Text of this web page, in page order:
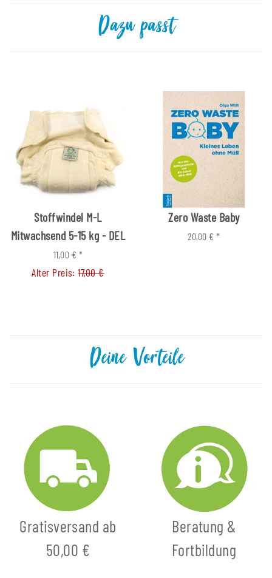
Dazu passt
Stoffwindel M-L
Mitwachsend 5-15 kg - DEL
11,00 € *
Alter Preis:17,00 €
Zero Waste Baby
20,00 €*
Deine Vorteile
Gratisversand ab
50,00 €
Beratung &
Fortbildung